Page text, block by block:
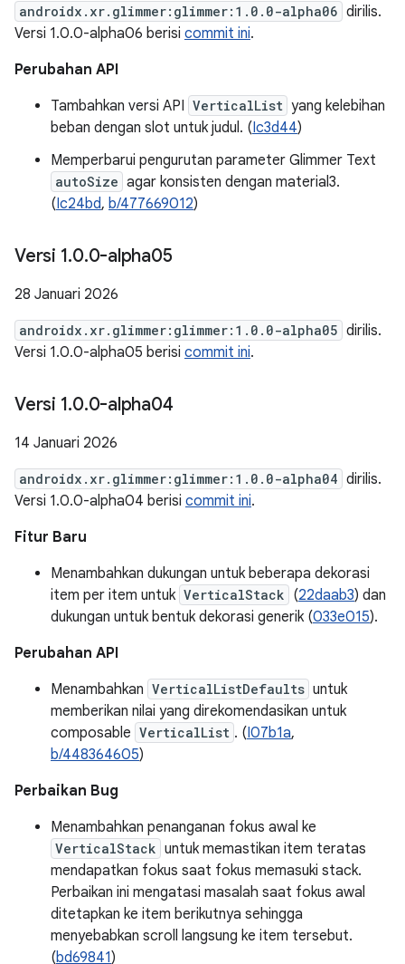
androidx.xr.glimmer:glimmer:1.0.0-alpha06 dirilis.
Versi 1.0.0-alpha06 berisi commit ini.
Perubahan API
Tambahkan versi API VerticalList yang kelebihan
beban dengan slot untuk judul. (Ic3d44)
Memperbarui pengurutan parameter Glimmer Text
autoSize agar konsisten dengan material3.
(Ic24bd, b/477669012)
Versi 1.0.0-alpha05
28 Januari 2026
androidx.xr.glimmer:glimmer:1.0.0-alpha05 dirilis.
Versi 1.0.0-alpha05 berisi commit ini.
Versi 1.0.0-alpha04
14 Januari 2026
androidx.xr.glimmer:glimmer:1.0.0-alpha04 dirilis.
Versi 1.0.0-alpha04 berisi commit ini.
Fitur Baru
Menambahkan dukungan untuk beberapa dekorasi
item per item untuk VerticalStack (22daab3) dan
dukungan untuk bentuk dekorasi generik (033e015).
Perubahan API
Menambahkan VerticalListDefaults untuk
memberikan nilai yang direkomendasikan untuk
composable VerticalList . (I07b1a,
b/448364605)
Perbaikan Bug
Menambahkan penanganan fokus awal ke
VerticalStack untuk memastikan item teratas
mendapatkan fokus saat fokus memasuki stack.
Perbaikan ini mengatasi masalah saat fokus awal
ditetapkan ke item berikutnya sehingga
menyebabkan scroll langsung ke item tersebut.
(bd69841)